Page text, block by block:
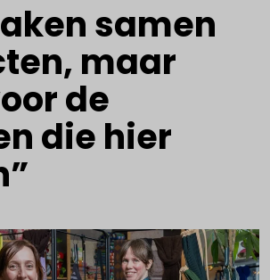
samen
maar
de
die hier